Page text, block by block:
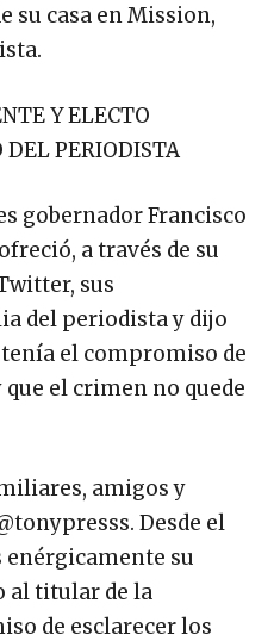
su casa en Mission,
Y ELECTO
DEL PERIODISTA
gobernador Francisco
a través de su
sus
del periodista y dijo
el compromiso de
el crimen no quede
amigos y
Desde el
enérgicamente su
al titular de la
de esclarecer los